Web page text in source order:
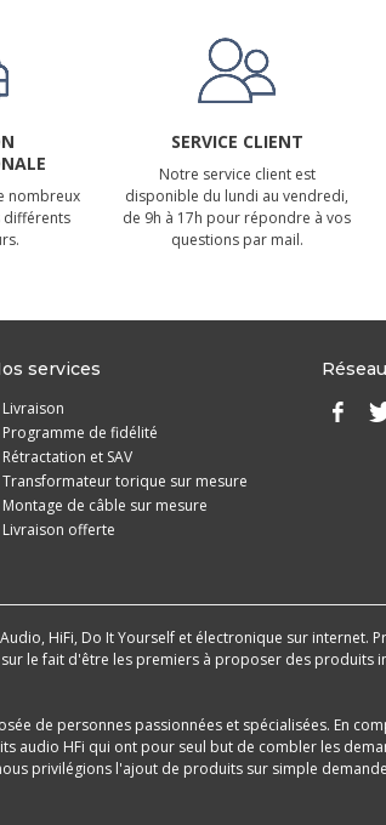
nombreux
différents
SERVICE CLIENT
Notre service client est
disponible du lundi au vendredi,
de 9h à 17h pour répondre à vos
questions par mail.
services
Livraison
Programme de fidélité
Rétractation et SAV
Transformateur torique sur mesure
Montage de câble sur mesure
Livraison offerte
HiFi, Do It Yourself et électronique sur internet.
le fait d'être les premiers à proposer des produits
de personnes passionnées et spécialisées. En
audio HFi qui ont pour seul but de combler les
privilégions l'ajout de produits sur simple